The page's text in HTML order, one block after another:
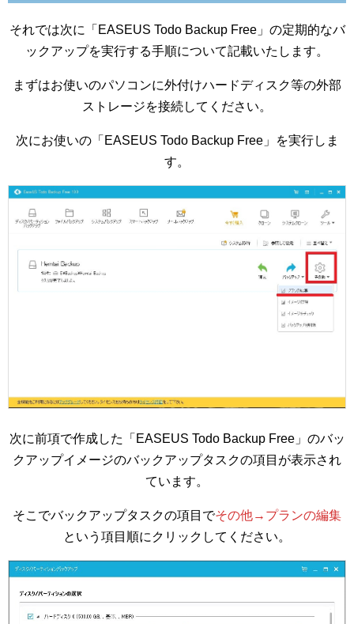
それでは次に「EASEUS Todo Backup Free」の定期的なバ
ックアップを実行する手順について記載いたします。
まずはお使いのパソコンに外付けハードディスク等の外部
ストレージを接続してください。
次にお使いの「EASEUS Todo Backup Free」を実行しま
す。
次に前項で作成した「EASEUS Todo Backup Free」のバッ
クアップイメージのバックアップタスクの項目が表示され
ています。
そこでバックアップタスクの項目でその他→プランの編集
という項目順にクリックしてください。